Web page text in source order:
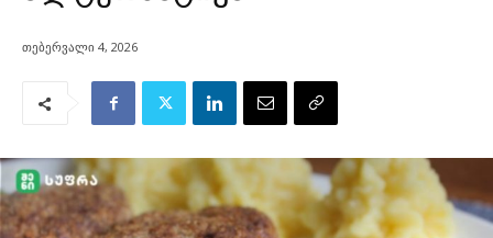
თებერვალი 4, 2026